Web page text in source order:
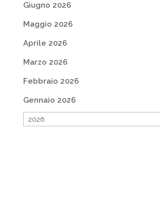
Giugno 2026
Maggio 2026
Aprile 2026
Marzo 2026
Febbraio 2026
Gennaio 2026